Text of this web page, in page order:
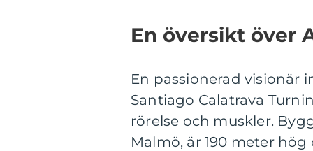
En översikt över
En passionerad visionär
Santiago Calatrava
rörelse och muskler.
Malmö, är 190 meter